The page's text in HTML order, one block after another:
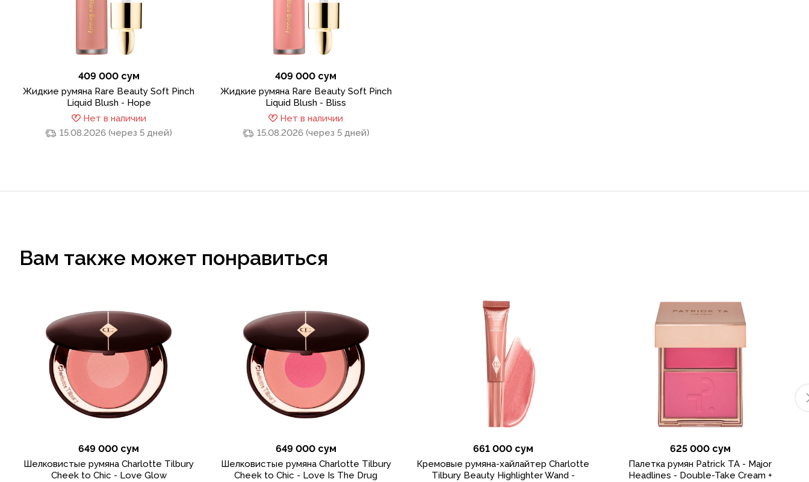
409 000 сум
Жидкие румяна Rare Beauty Soft Pinch
Liquid Blush - Hope
Нет в наличии
15.08.2026 (через 5 дней)
409 000 сум
Жидкие румяна Rare Beauty Soft Pinch
Liquid Blush - Bliss
Нет в наличии
15.08.2026 (через 5 дней)
Вам также может понравиться
649 000 сум
Шелковистые румяна Charlotte Tilbury
Cheek to Chic - Love Glow
649 000 сум
Шелковистые румяна Charlotte Tilbury
Cheek to Chic - Love Is The Drug
661 000 сум
Кремовые румяна-хайлайтер Charlotte
Tilbury Beauty Highlighter Wand -
625 000 сум
Палетка румян Patrick TA - Major
Headlines - Double-Take Cream +